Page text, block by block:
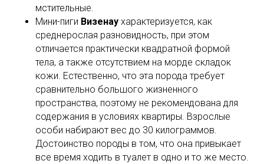
мстительные.
Мини-пиги Визенау характеризуется, как
среднерослая разновидность, при этом
отличается практически квадратной формой
тела, а также отсутствием на морде складок
кожи. Естественно, что эта порода требует
сравнительно большого жизненного
пространства, поэтому не рекомендована для
содержания в условиях квартиры. Взрослые
особи набирают вес до 30 килограммов.
Достоинство породы в том, что она привыкает
все время ходить в туалет в одно и то же место.